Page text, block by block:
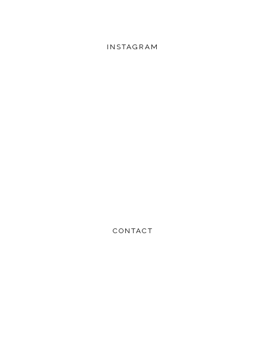
INSTAGRAM
CONTACT